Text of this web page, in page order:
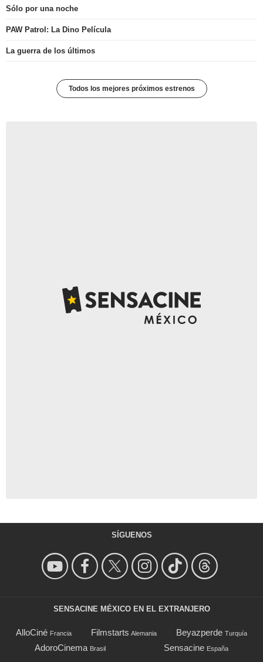
Sólo por una noche
PAW Patrol: La Dino Película
La guerra de los últimos
Todos los mejores próximos estrenos
SÍGUENOS
SENSACINE MÉXICO EN EL EXTRANJERO
AlloCiné Francia Filmstarts Alemania Beyazperde Turquía
AdoroCinema Brasil Sensacine España